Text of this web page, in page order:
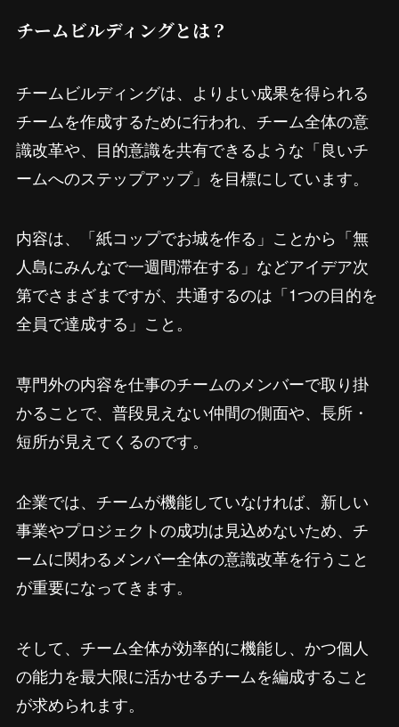
チームビルディングとは？
チームビルディングは、よりよい成果を得られる
チームを作成するために行われ、チーム全体の意
識改革や、目的意識を共有できるような「良いチ
ームへのステップアップ」を目標にしています。
内容は、「紙コップでお城を作る」ことから「無
人島にみんなで一週間滞在する」などアイデア次
第でさまざまですが、共通するのは「1つの目的を
全員で達成する」こと。
専門外の内容を仕事のチームのメンバーで取り掛
かることで、普段見えない仲間の側面や、長所・
短所が見えてくるのです。
企業では、チームが機能していなければ、新しい
事業やプロジェクトの成功は見込めないため、チ
ームに関わるメンバー全体の意識改革を行うこと
が重要になってきます。
そして、チーム全体が効率的に機能し、かつ個人
の能力を最大限に活かせるチームを編成すること
が求められます。